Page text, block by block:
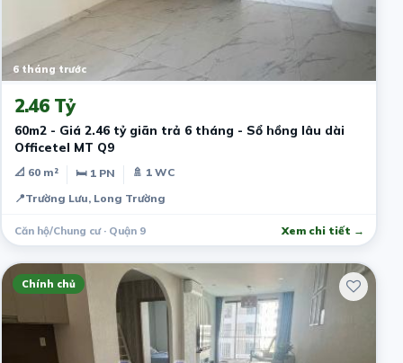
6 tháng trước
2.46 Tỷ
60m2 - Giá 2.46 tỷ giãn trả 6 tháng - Sổ hồng lâu dài
Officetel MT Q9
📐 60 m² 🛏 1 PN
🚿 1 WC
📍Trường Lưu, Long Trường
Căn hộ/Chung cư · Quận 9 Xem chi tiết →
Chính chủ